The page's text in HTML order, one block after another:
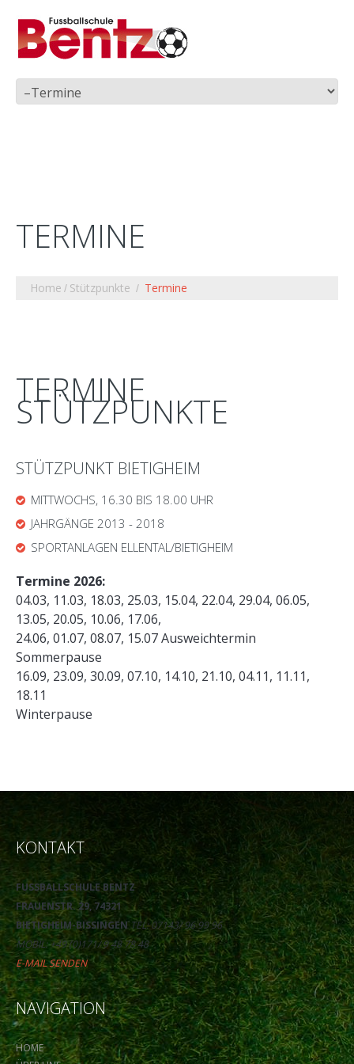
TERMINE
Home Stützpunkte Termine
TERMINE
STÜTZPUNKTE
STÜTZPUNKT BIETIGHEIM
MITTWOCHS, 16.30 BIS 18.00 UHR
JAHRGÄNGE 2013 - 2018
SPORTANLAGEN ELLENTAL/BIETIGHEIM
Termine 2026:
04.03, 11.03, 18.03, 25.03, 15.04, 22.04, 29.04, 06.05,
13.05, 20.05, 10.06, 17.06,
24.06, 01.07, 08.07, 15.07 Ausweichtermin
Sommerpause
16.09, 23.09, 30.09, 07.10, 14.10, 21.10, 04.11, 11.11,
18.11
Winterpause
KONTAKT
FUSSBALLSCHULE BENTZ
FRAUENSTR. 29, 74321
BIETIGHEIM-BISSINGENTEL: 07143/ 96 99 96
MOBIL: +49 (0)171/ 9 48 78 48
E-MAIL SENDEN
NAVIGATION
HOME